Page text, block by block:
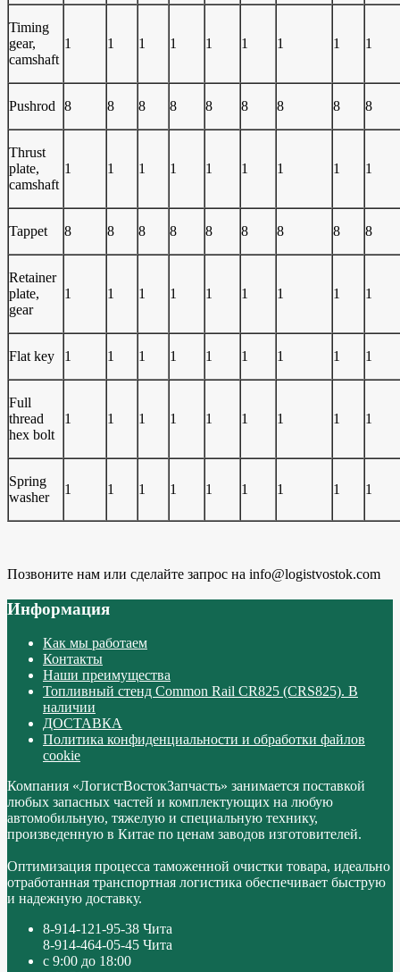
Timing
gear,
camshaft
1 1 1 1 1 1 1 1 1
Pushrod 8 8 8 8 8 8 8 8 8
Thrust
plate,
camshaft
1 1 1 1 1 1 1 1 1
Tappet 8 8 8 8 8 8 8 8 8
Retainer
plate,
gear
1 1 1 1 1 1 1 1 1
Flat key 1 1 1 1 1 1 1 1 1
Full
thread
hex bolt
1 1 1 1 1 1 1 1 1
Spring
washer
1 1 1 1 1 1 1 1 1
Позвоните нам или сделайте запрос на info@logistvostok.com
Информация
Как мы работаем
Контакты
Наши преимущества
Топливный стенд Common Rail CR825 (CRS825). В
наличии
ДОСТАВКА
Политика конфиденциальности и обработки файлов
cookie
Компания «ЛогистВостокЗапчасть» занимается поставкой
любых запасных частей и комплектующих на любую
автомобильную, тяжелую и специальную технику,
произведенную в Китае по ценам заводов изготовителей.
Оптимизация процесса таможенной очистки товара, идеально
отработанная транспортная логистика обеспечивает быструю
и надежную доставку.
8-914-121-95-38 Чита
8-914-464-05-45 Чита
с 9:00 до 18:00